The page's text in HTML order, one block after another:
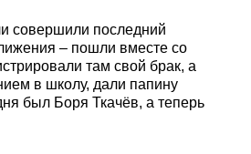
совершили последний
– пошли вместе со
там свой брак, а
в школу, дали папину
был Боря Ткачёв, а теперь